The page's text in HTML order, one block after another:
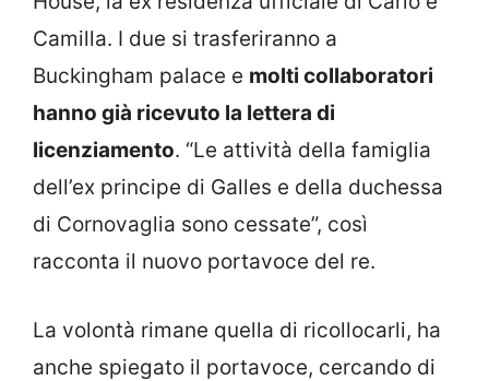
Camilla. I due si trasferiranno a
Buckingham palace e molti collaboratori
hanno già ricevuto la lettera di
licenziamento. “Le attività della famiglia
dell’ex principe di Galles e della duchessa
di Cornovaglia sono cessate”, così
racconta il nuovo portavoce del re.
La volontà rimane quella di ricollocarli, ha
anche spiegato il portavoce, cercando di